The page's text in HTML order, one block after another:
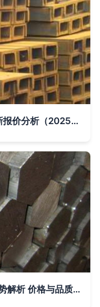
西宁市场25#a槽钢与Q345B钢板最新报价分析（2025年）
呼和浩特Q345B冷拉扁钢生产厂家优势解析 价格与品质并重